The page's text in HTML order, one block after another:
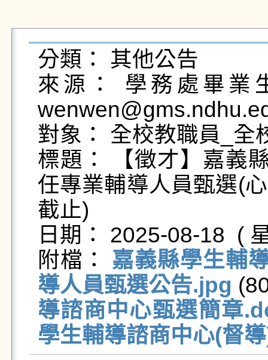
分類： 其他公告
來源： 學務處畢業
對象： 全校教職員_全
標題： 【徵才】嘉義
任專業輔導人員甄選(
截止)
日期： 2025-08-18  (
附檔： 嘉義縣學生輔
導人員甄選公告.jpg
導諮商中心甄選簡章
學生輔導諮商中心(督